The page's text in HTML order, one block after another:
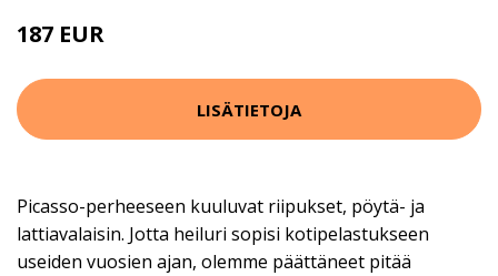
187 EUR
LISÄTIETOJA
Picasso-perheeseen kuuluvat riipukset, pöytä- ja
lattiavalaisin. Jotta heiluri sopisi kotipelastukseen
useiden vuosien ajan, olemme päättäneet pitää